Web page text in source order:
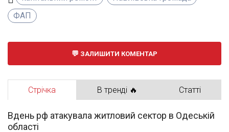
ФАП
ЗАЛИШИТИ КОМЕНТАР
Стрічка В тренді 🔥 Статті
Вдень рф атакувала житловий сектор в Одеській
області